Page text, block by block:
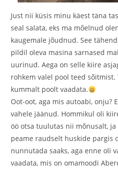
Just nii küsis minu käest täna
seal salata, eks ma mõelnud
kaugemale jõudnud. See
pildil oleva masina sarnased
uurinud. Aega on selle kiire
rohkem valel pool teed sõitmist.
kummalt poolt vaadata.
Oot-oot, aga mis autoabi, onju?
vahele jäänud. Hommikul oli
öö otsa tuulutas nii mõnusalt, ja
peame raudselt huskide pargis
nunnutada saaks, aga enne oli
vaadata, mis on omamoodi